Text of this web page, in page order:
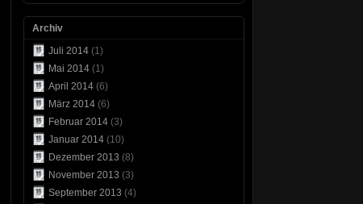
Archiv
Juli 2014 (1)
Mai 2014 (1)
April 2014 (6)
März 2014 (6)
Februar 2014 (3)
Januar 2014 (10)
Dezember 2013 (8)
November 2013 (3)
September 2013 (4)